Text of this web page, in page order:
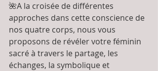
🌺A la croisée de différentes
approches dans cette conscience de
nos quatre corps, nous vous
proposons de révéler votre féminin
sacré à travers le partage, les
échanges, la symbolique et